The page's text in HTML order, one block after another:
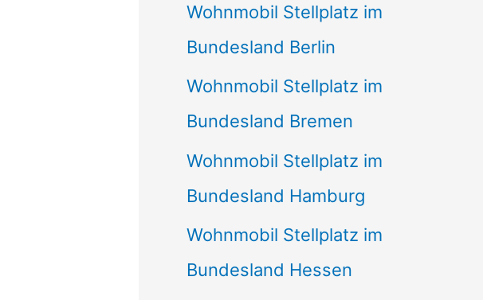
Wohnmobil Stellplatz im
Bundesland Berlin
Wohnmobil Stellplatz im
Bundesland Bremen
Wohnmobil Stellplatz im
Bundesland Hamburg
Wohnmobil Stellplatz im
Bundesland Hessen